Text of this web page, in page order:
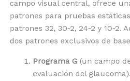
campo visual central, ofrece
patrones para pruebas
patrones 32, 30-2, 24-2 y 10-2.
dos patrones exclusivos de
Programa G (un campo
evaluación del glaucoma).